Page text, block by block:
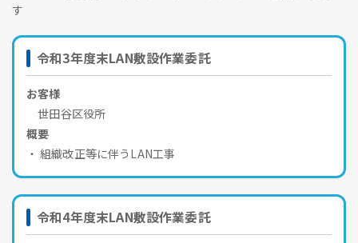
す
令和3年度末LAN敷設作業委託
お客様
世田谷区役所
概要
組織改正等に伴うLAN工事
令和4年度末LAN敷設作業委託